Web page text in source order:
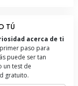
TÚ
acerca de ti
paso para
puede ser tan
un test de
gratuito.